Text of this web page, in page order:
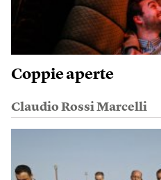
Coppie aperte
Claudio Rossi Marcelli